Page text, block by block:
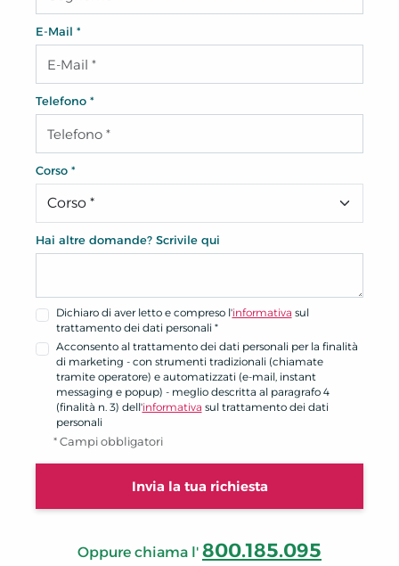
E-Mail *
Telefono *
Corso *
Hai altre domande? Scrivile qui
Dichiaro di aver letto e compreso l'informativa sul
trattamento dei dati personali *
Acconsento al trattamento dei dati personali per la finalità
di marketing - con strumenti tradizionali (chiamate
tramite operatore) e automatizzati (e-mail, instant
messaging e popup) - meglio descritta al paragrafo 4
(finalità n. 3) dell'informativa sul trattamento dei dati
personali
* Campi obbligatori
Invia la tua richiesta
Oppure chiama l' 800.185.095